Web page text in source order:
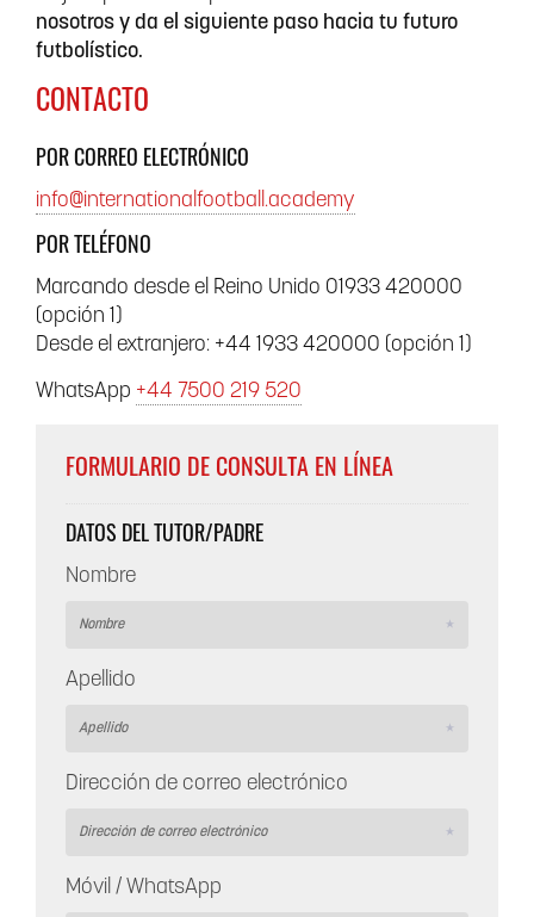
nosotros y da el siguiente paso hacia tu futuro
futbolístico.
CONTACTO
POR CORREO ELECTRÓNICO
info@internationalfootball.academy
POR TELÉFONO
Marcando desde el Reino Unido 01933 420000
(opción 1)
Desde el extranjero: +44 1933 420000 (opción 1)
WhatsApp +44 7500 219 520
FORMULARIO DE CONSULTA EN LÍNEA
DATOS DEL TUTOR/PADRE
Nombre
Apellido
Dirección de correo electrónico
Móvil / WhatsApp